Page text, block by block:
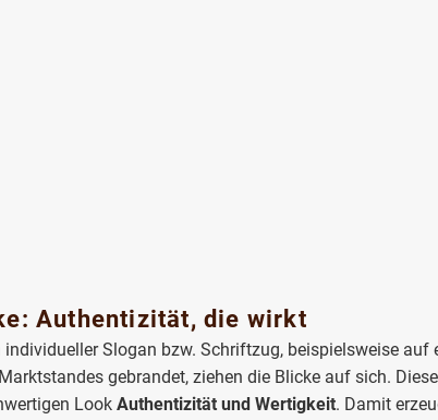
Authentizität, die wirkt
Slogan bzw. Schriftzug, beispielsweise auf
gebrandet, ziehen die Blicke auf sich.
Look Authentizität und Wertigkeit. Damit